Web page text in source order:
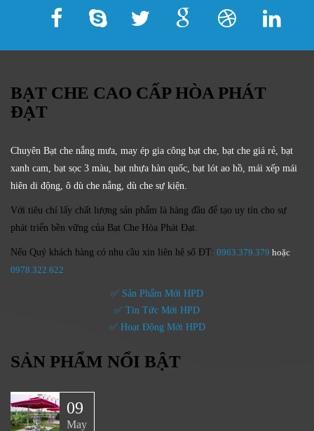
BẠT CHE CAO CẤP HÒA PHÁT
ĐẠT
Chuyên Bạt che nắng mưa, may ép gia công bạt che, bạt che giá rẻ, bạt
xanh cam, bạt sọc 3 màu, bạt nhựa hàn quốc, bạt lót ao hồ, mái xếp mái
hiên di động, ô dù che nắng, dù che sự kiện.
Với tiêu chí lấy chất lượng sản phẩm là hàng đầu để tạo uy tín cho sự
phát triển bền vững của Bạt Che Hòa Phát Đạt.
Nếu Quý khách hàng có nhu cầu xin liên hệ số ĐT: 0963.379.379 hoặc
0978.322.622
✅ Sản Phẩm Mới HPD
✅ Tin Tức Mới HPD
✅ Hoạt Động Mới HPD
SẢN PHẨM NỔI BẬT
09
May